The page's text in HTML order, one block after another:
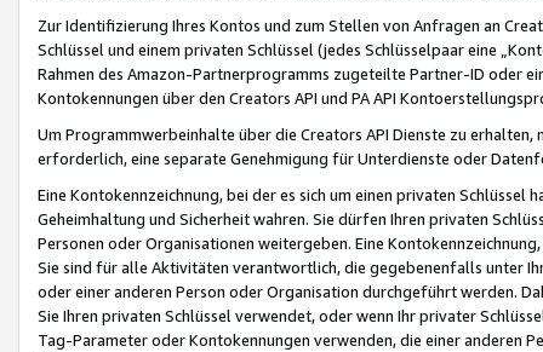
Zur Identifizierung Ihres Kontos und zum Stellen von Anfragen an
Schlüssel und einem privaten Schlüssel (jedes Schlüsselpaar eine
Rahmen des Amazon-Partnerprogramms zugeteilte Partner-ID oder
Kontokennungen über den Creators API und PA API
Um Programmwerbeinhalte über die Creators API Dienste zu
erforderlich, eine separate Genehmigung für Unterdienste oder
Eine Kontokennzeichnung, bei der es sich um einen privaten
Geheimhaltung und Sicherheit wahren. Sie dürfen Ihren privaten
Personen oder Organisationen weitergeben. Eine
Sie sind für alle Aktivitäten verantwortlich, die gegebenenfalls unter
oder einer anderen Person oder Organisation durchgeführt werden.
Sie Ihren privaten Schlüssel verwendet, oder wenn Ihr privater
Tag-Parameter oder Kontokennungen verwenden, die einer anderen